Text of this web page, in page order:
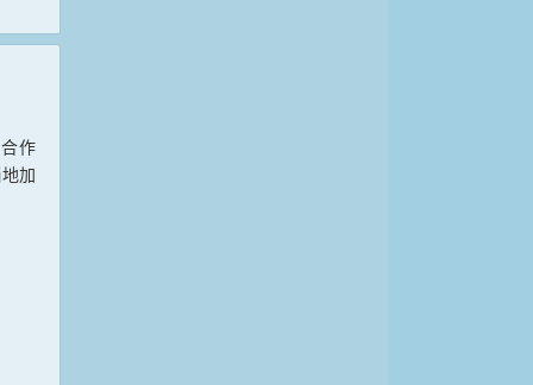
作
加